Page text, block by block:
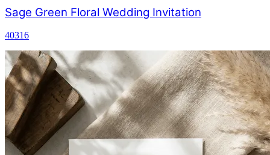
Sage Green Floral Wedding Invitation
40316